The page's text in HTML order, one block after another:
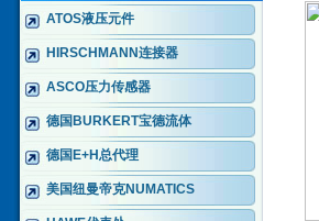
ATOS液压元件
HIRSCHMANN连接器
ASCO压力传感器
德国BURKERT宝德流体
德国E+H总代理
美国纽曼帝克NUMATICS